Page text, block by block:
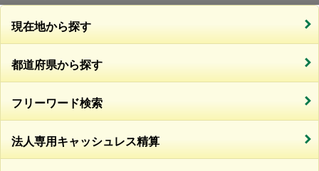
現在地から探す
都道府県から探す
フリーワード検索
法人専用キャッシュレス精算